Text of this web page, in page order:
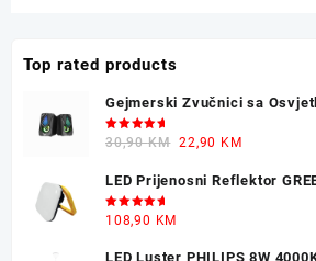
multiple
The
options
be
chosen
on
the
Top rated products
Gejmerski Zvučnici sa
Ocjenjeno
5.00 od 5
30,90KM Original
was:
22,90 KMCurrent
is:
LED Prijenosni Reflektor
Ocjenjeno
5.00od 5
108,90 KM
LED Luster PHILIPS 8W